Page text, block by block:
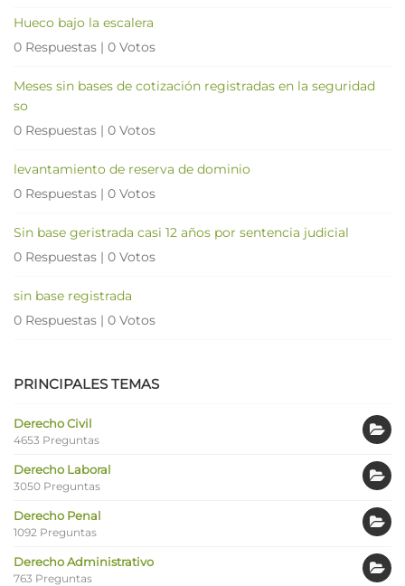
Hueco bajo la escalera
0 Respuestas | 0 Votos
Meses sin bases de cotización registradas en la seguridad
so
0 Respuestas | 0 Votos
levantamiento de reserva de dominio
0 Respuestas | 0 Votos
Sin base geristrada casi 12 años por sentencia judicial
0 Respuestas | 0 Votos
sin base registrada
0 Respuestas | 0 Votos
PRINCIPALES TEMAS
Derecho Civil
4653 Preguntas
Derecho Laboral
3050 Preguntas
Derecho Penal
1092 Preguntas
Derecho Administrativo
763 Preguntas